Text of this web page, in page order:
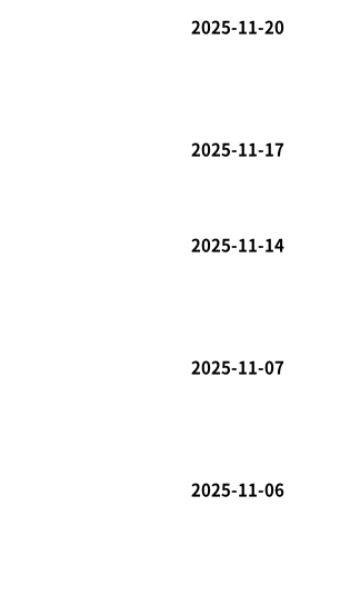
2025-11-20
2025-11-17
2025-11-14
2025-11-07
2025-11-06